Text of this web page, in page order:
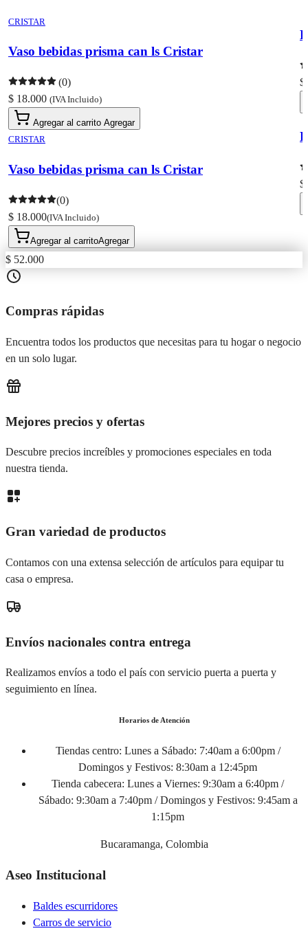
CRISTAR
Vaso bebidas prisma can ls Cristar
(0)
$ 18.000 (IVA Incluido)
Agregar al carrito Agregar
CRISTAR
Vaso bebidas prisma can ls Cristar
(0)
$ 18.000(IVA Incluido)
Agregar al carritoAgregar
$
$
$ 52.000
Compras rápidas
Encuentra todos los productos que necesitas para tu hogar o negocio
en un solo lugar.
Mejores precios y ofertas
Descubre precios increíbles y promociones especiales en toda
nuestra tienda.
Gran variedad de productos
Contamos con una extensa selección de artículos para equipar tu
casa o empresa.
Envíos nacionales contra entrega
Realizamos envíos a todo el país con servicio puerta a puerta y
seguimiento en línea.
Horarios de Atención
Tiendas centro: Lunes a Sábado: 7:40am a 6:00pm /
Domingos y Festivos: 8:30am a 12:45pm
Tienda cabecera: Lunes a Viernes: 9:30am a 6:40pm /
Sábado: 9:30am a 7:40pm / Domingos y Festivos: 9:45am a
1:15pm
Bucaramanga, Colombia
Aseo Institucional
Baldes escurridores
Carros de servicio